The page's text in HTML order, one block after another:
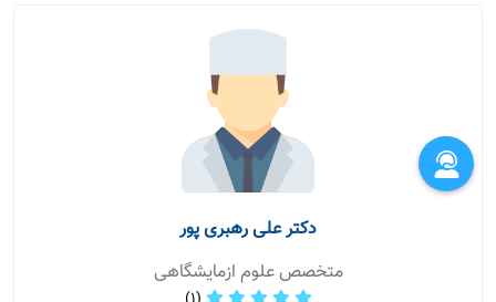
دکتر علی رهبری پور
متخصص علوم ازمایشگاهی